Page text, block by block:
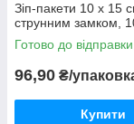
Зіп-пакети 10 х 15
струнним замком,
Готово до
96,90 ₴/
Купити